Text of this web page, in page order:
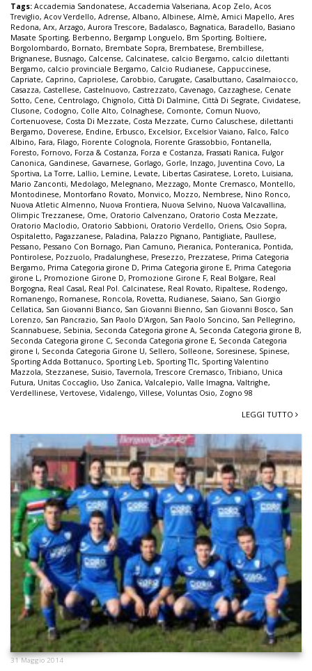
Tags: Accademia Sandonatese, Accademia Valseriana, Acop Zelo, Acos
Treviglio, Acov Verdello, Adrense, Albano, Albinese, Almè, Amici Mapello, Ares
Redona, Arx, Arzago, Aurora Trescore, Badalasco, Bagnatica, Baradello, Basiano
Masate Sporting, Berbenno, Bergamp Longuelo, Bm Sporting, Boltiere,
Borgolombardo, Bornato, Brembate Sopra, Brembatese, Brembillese,
Brignanese, Busnago, Calcense, Calcinatese, calcio Bergamo, calcio dilettanti
Bergamo, calcio provinciale Bergamo, Calcio Rudianese, Cappuccinese,
Capriate, Caprino, Capriolese, Carobbio, Carugate, Casalbuttano, Casalmaiocco,
Casazza, Castellese, Castelnuovo, Castrezzato, Cavenago, Cazzaghese, Cenate
Sotto, Cene, Centrolago, Chignolo, Città Di Dalmine, Città Di Segrate, Cividatese,
Clusone, Codogno, Colle Alto, Colnaghese, Comonte, Comun Nuovo,
Cortenuovese, Costa Di Mezzate, Costa Mezzate, Curno Caluschese, dilettanti
Bergamo, Doverese, Endine, Erbusco, Excelsior, Excelsior Vaiano, Falco, Falco
Albino, Fara, Filago, Fiorente Colognola, Fiorente Grassobbio, Fontanella,
Foresto, Fornovo, Forza & Costanza, Forza e Costanza, Frassati Ranica, Fulgor
Canonica, Gandinese, Gavarnese, Gorlago, Gorle, Inzago, Juventina Covo, La
Sportiva, La Torre, Lallio, Lemine, Levate, Libertas Casiratese, Loreto, Luisiana,
Mario Zanconti, Medolago, Melegnano, Mezzago, Monte Cremasco, Montello,
Montodinese, Montorfano Rovato, Monvico, Mozzo, Nembrese, Nino Ronco,
Nuova Atletic Almenno, Nuova Frontiera, Nuova Selvino, Nuova Valcavallina,
Olimpic Trezzanese, Ome, Oratorio Calvenzano, Oratorio Costa Mezzate,
Oratorio Maclodio, Oratorio Sabbioni, Oratorio Verdello, Oriens, Osio Sopra,
Ospitaletto, Pagazzanese, Paladina, Palazzo Pignano, Pantigliate, Paullese,
Pessano, Pessano Con Bornago, Pian Camuno, Pieranica, Ponteranica, Pontida,
Pontirolese, Pozzuolo, Pradalunghese, Presezzo, Prezzatese, Prima Categoria
Bergamo, Prima Categoria girone D, Prima Categoria girone E, Prima Categoria
girone L , Promozione Girone D, Promozione Girone F, Real Bolgare, Real
Borgogna, Real Casal, Real Pol. Calcinatese, Real Rovato, Ripaltese, Rodengo,
Romanengo, Romanese, Roncola, Rovetta, Rudianese, Saiano, San Giorgio
Cellatica, San Giovanni Bianco, San Giovanni Bienno, San Giovanni Bosco, San
Lorenzo, San Pancrazio, San Paolo D'Argon, San Paolo Soncino, San Pellegrino,
Scannabuese, Sebinia, Seconda Categoria girone A, Seconda Categoria girone B,
Seconda Categoria girone C, Seconda Categoria girone E, Seconda Categoria
girone I, Seconda Categoria Girone U, Sellero, Solleone, Soresinese, Spinese,
Sporting Adda Bottanuco, Sporting Leb, Sporting Tlc, Sporting Valentino
Mazzola, Stezzanese, Suisio,Tavernola,Trescore Cremasco,Tribiano, Unica
Futura, Unitas Coccaglio, Uso Zanica, Valcalepio, Valle Imagna, Valtrighe,
Verdellinese, Vertovese, Vidalengo, Villese, Voluntas Osio, Zogno 98
LEGGI TUTTO
31 Maggio 2014